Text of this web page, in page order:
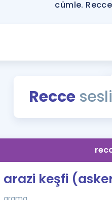
cümle.
Recce
arazi keşfi